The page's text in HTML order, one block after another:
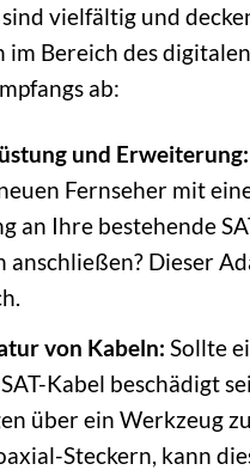
vielfältig und
im Bereich des digitalen
ab:
und Erweiterung:
Fernseher mit
an Ihre bestehende
anschließen? Dieser
von Kabeln: Sollte
Kabel beschädigt
über ein Werkzeug
Steckern, kann